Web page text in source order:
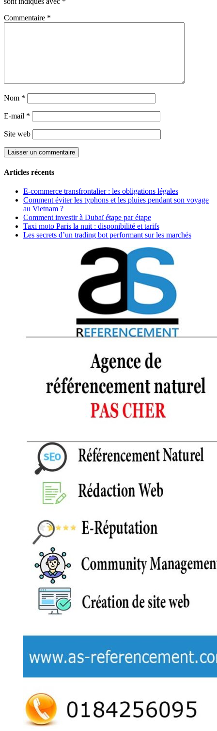
Commentaire *
Nom *
E-mail *
Site web
Articles récents
E-commerce transfrontalier : les obligations légales
Comment éviter les typhons et les pluies pendant son voyage
au Vietnam ?
Comment investir à Dubaï étape par étape
Taxi moto Paris la nuit : disponibilité et tarifs
Les secrets d’un trading bot performant sur les marchés